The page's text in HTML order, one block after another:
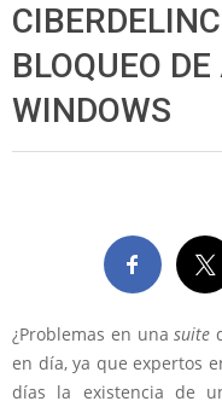
BLOQUEO
WINDOWS
¿Problemas en unasuite
en día, ya que expertos
días la existencia de